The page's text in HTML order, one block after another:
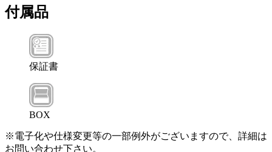
付属品
保証書
BOX
※電子化や仕様変更等の一部例外がございますので、詳細は
お問い合わせ下さい。